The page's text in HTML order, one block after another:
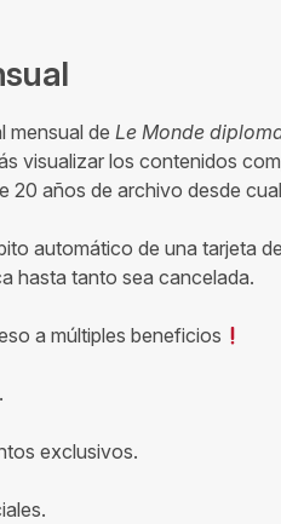
mensual de Le Monde
visualizar los contenidos
20 años de archivo desde
automático de una tarjeta
hasta tanto sea cancelada.
a múltiples beneficios
exclusivos.